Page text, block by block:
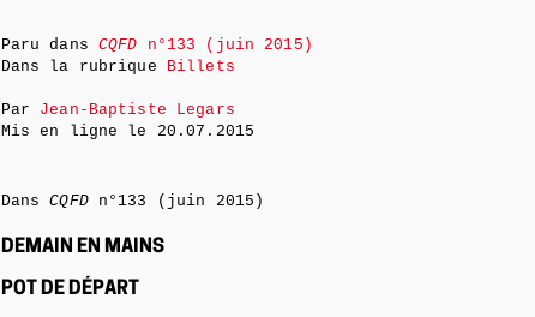
Paru dans CQFD n°133 (juin 2015)
Dans la rubrique Billets
Par Jean-Baptiste Legars
Mis en ligne le 20.07.2015
DansCQFDn°133 (juin 2015)
DEMAIN EN MAINS
POT DE DÉPART